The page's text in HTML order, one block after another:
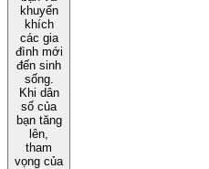
khuyến
khích
các gia
đình mới
đến sinh
sống.
Khi dân
số của
bạn tăng
lên,
tham
vọng của